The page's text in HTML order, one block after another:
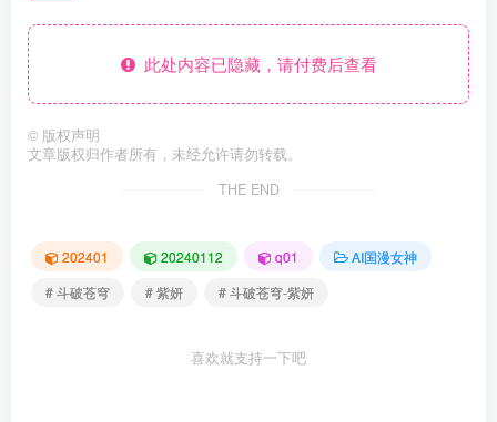
此处内容已隐藏，请付费后查看
© 版权声明
文章版权归作者所有，未经允许请勿转载。
THE END
202401 20240112 q01
AI国漫女神
# 斗破苍穹
# 紫妍 # 斗破苍穹-紫妍
喜欢就支持一下吧